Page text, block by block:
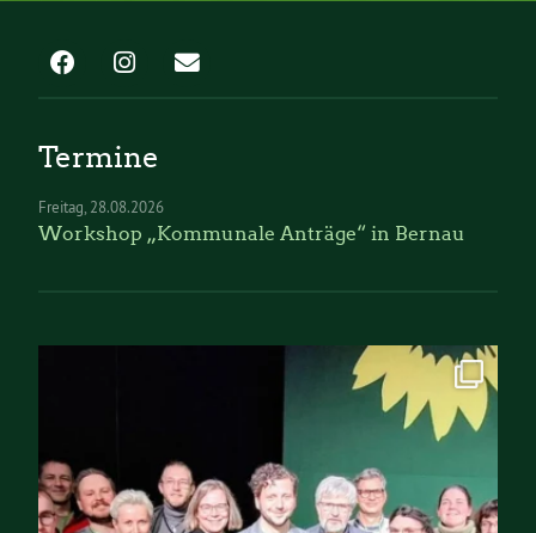
Termine
Freitag 28.08.2026
Workshop „Kommunale Anträge“ in Bernau